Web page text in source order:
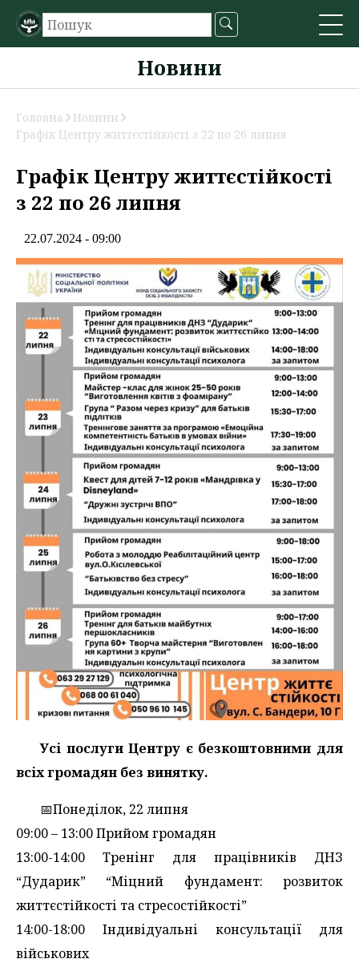
Новини
Головна
Новини
Графік Центру життєстійкості з 22 по 26 липня
Графік Центру життєстійкості
з 22 по 26 липня
22.07.2024 - 09:00
Усі послуги Центру є безкоштовними для
всіх громадян без винятку.
📅Понеділок, 22 липня
09:00 – 13:00 Прийом громадян
13:00-14:00 Тренінг для працівників ДНЗ
“Дударик” “Міцний фундамент: розвиток
життєстійкості та стресостійкості”
14:00-18:00 Індивідуальні консультації для
військових